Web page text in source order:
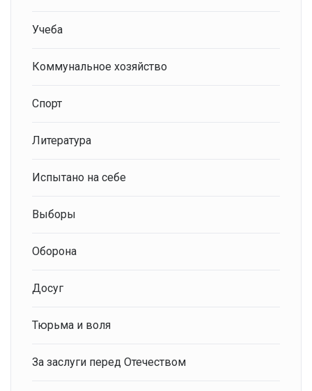
Учеба
Коммунальное хозяйство
Спорт
Литература
Испытано на себе
Выборы
Оборона
Досуг
Тюрьма и воля
За заслуги перед Отечеством